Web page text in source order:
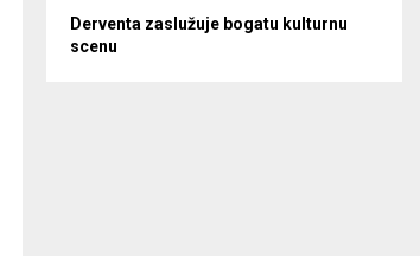
Derventa zaslužuje bogatu kulturnu
scenu